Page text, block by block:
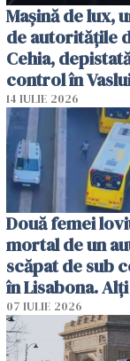
Mașină de lux,
de autoritățile
Cehia,
control în
14 IULIE 2026
Două femei
mortal de un
scăpat de sub
în Lisabona.
oameni sunt
07 IULIE 2026